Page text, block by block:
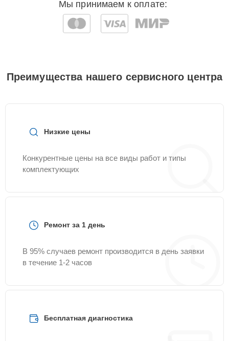
Мы принимаем к оплате:
Преимущества нашего сервисного центра
Низкие цены
Конкурентные цены на все виды работ и типы
комплектующих
Ремонт за 1 день
В 95% случаев ремонт производится в день заявки
в течение 1-2 часов
Бесплатная диагностика